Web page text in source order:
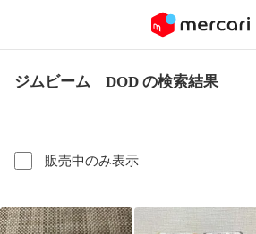
ジムビーム DOD の検索結果
販売中のみ表示